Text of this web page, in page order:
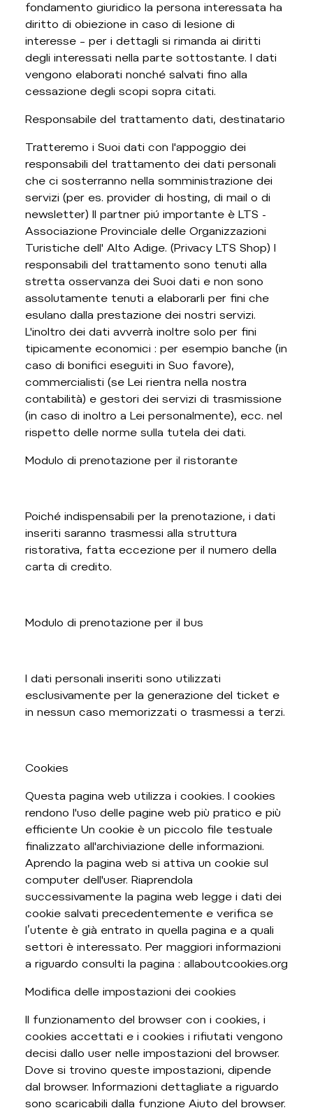
fondamento giuridico la persona interessata ha
diritto di obiezione in caso di lesione di
interesse – per i dettagli si rimanda ai diritti
degli interessati nella parte sottostante. I dati
vengono elaborati nonché salvati fino alla
cessazione degli scopi sopra citati.
Responsabile del trattamento dati, destinatario
Tratteremo i Suoi dati con l'appoggio dei
responsabili del trattamento dei dati personali
che ci sosterranno nella somministrazione dei
servizi (per es. provider di hosting, di mail o di
newsletter) Il partner piú importante è LTS -
Associazione Provinciale delle Organizzazioni
Turistiche dell' Alto Adige. (Privacy LTS Shop) I
responsabili del trattamento sono tenuti alla
stretta osservanza dei Suoi dati e non sono
assolutamente tenuti a elaborarli per fini che
esulano dalla prestazione dei nostri servizi.
L'inoltro dei dati avverrà inoltre solo per fini
tipicamente economici : per esempio banche (in
caso di bonifici eseguiti in Suo favore),
commercialisti (se Lei rientra nella nostra
contabilità) e gestori dei servizi di trasmissione
(in caso di inoltro a Lei personalmente), ecc. nel
rispetto delle norme sulla tutela dei dati.
Modulo di prenotazione per il ristorante
Poiché indispensabili per la prenotazione, i dati
inseriti saranno trasmessi alla struttura
ristorativa, fatta eccezione per il numero della
carta di credito.
Modulo di prenotazione per il bus
I dati personali inseriti sono utilizzati
esclusivamente per la generazione del ticket e
in nessun caso memorizzati o trasmessi a terzi.
Cookies
Questa pagina web utilizza i cookies. I cookies
rendono l'uso delle pagine web più pratico e più
efficiente Un cookie è un piccolo file testuale
finalizzato all'archiviazione delle informazioni.
Aprendo la pagina web si attiva un cookie sul
computer dell'user. Riaprendola
successivamente la pagina web legge i dati dei
cookie salvati precedentemente e verifica se
l’utente è già entrato in quella pagina e a quali
settori è interessato. Per maggiori informazioni
a riguardo consulti la pagina : allaboutcookies.org
Modifica delle impostazioni dei cookies
Il funzionamento del browser con i cookies, i
cookies accettati e i cookies i rifiutati vengono
decisi dallo user nelle impostazioni del browser.
Dove si trovino queste impostazioni, dipende
dal browser. Informazioni dettagliate a riguardo
sono scaricabili dalla funzione Aiuto del browser.